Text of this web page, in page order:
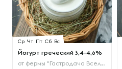
Ср Чт Пт Сб Вс
Йогурт греческий 3,4-4,6%
от фермы "Гастродача Вселуг"